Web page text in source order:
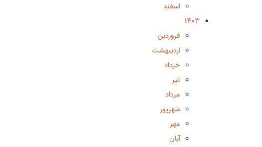
اسفند
1403
فروردین
اردیبهشت
خرداد
تیر
مرداد
شهریور
مهر
آبان